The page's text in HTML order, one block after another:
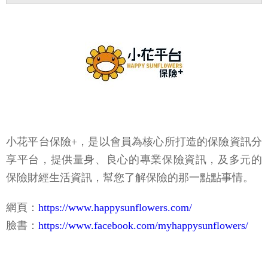
小花平台保險+，是以會員為核心所打造的保險資訊分
享平台，提供量身、良心的專業保險資訊，及多元的
保險財經生活資訊，幫您了解保險的那一點點事情。
網頁： https://www.happysunflowers.com/
臉書： https://www.facebook.com/myhappysunflowers/